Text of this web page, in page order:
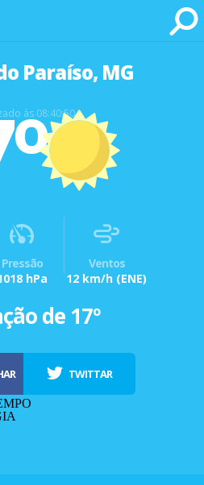
Paraíso, MG
às 08:40:50
Pressão
hPa
Ventos
12 km/h (ENE)
de 17º
TWITTAR